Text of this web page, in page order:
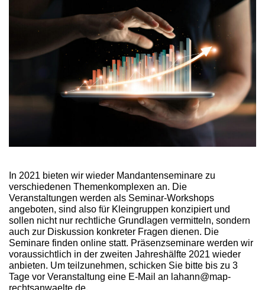
In 2021 bieten wir wieder Mandantenseminare zu
verschiedenen Themenkomplexen an. Die
Veranstaltungen werden als Seminar-Workshops
angeboten, sind also für Kleingruppen konzipiert und
sollen nicht nur rechtliche Grundlagen vermitteln, sondern
auch zur Diskussion konkreter Fragen dienen. Die
Seminare finden online statt. Präsenzseminare werden wir
voraussichtlich in der zweiten Jahreshälfte 2021 wieder
anbieten. Um teilzunehmen, schicken Sie bitte bis zu 3
Tage vor Veranstaltung eine E-Mail an lahann@map-
rechtsanwaelte.de.